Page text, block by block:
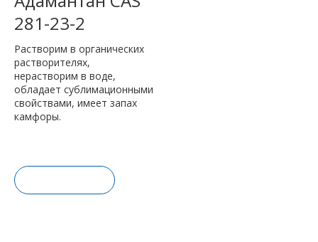
281-23-2
Растворим в органических
растворителях,
нерастворим в воде,
обладает сублимационными
свойствами, имеет запах
камфоры.